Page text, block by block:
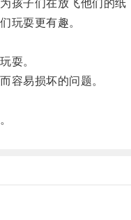
子们在放飞他们的纸
玩耍更有趣。
耍。
易损坏的问题。